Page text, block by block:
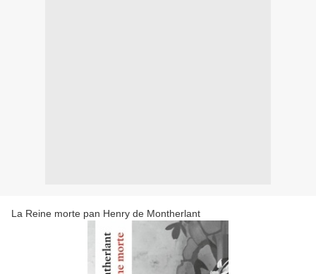
La Reine morte pan Henry de Montherlant